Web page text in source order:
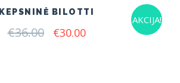
AKCIJA!
KEPSNINĖ BILOTTI
€36.00 Original
€30.00Current